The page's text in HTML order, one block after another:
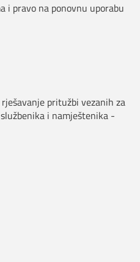
i pravo na ponovnu uporabu
pritužbi vezanih za
i namještenika -